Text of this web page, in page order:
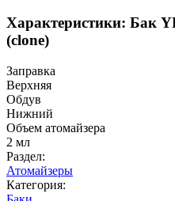
Характеристики: Бак
(clone)
Заправка
Верхняя
Обдув
Нижний
Объем атомайзера
2 мл
Раздел:
Атомайзеры
Категория: